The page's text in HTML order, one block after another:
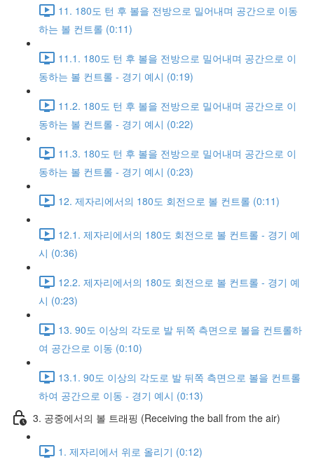
11. 180도 턴 후 볼을 전방으로 밀어내며 공간으로 이동
하는 볼 컨트롤 (0:11)
11.1. 180도 턴 후 볼을 전방으로 밀어내며 공간으로 이
동하는 볼 컨트롤 - 경기 예시 (0:19)
11.2. 180도 턴 후 볼을 전방으로 밀어내며 공간으로 이
동하는 볼 컨트롤 - 경기 예시 (0:22)
11.3. 180도 턴 후 볼을 전방으로 밀어내며 공간으로 이
동하는 볼 컨트롤 - 경기 예시 (0:23)
12. 제자리에서의 180도 회전으로 볼 컨트롤 (0:11)
12.1. 제자리에서의 180도 회전으로 볼 컨트롤 - 경기 예
시 (0:36)
12.2. 제자리에서의 180도 회전으로 볼 컨트롤 - 경기 예
시 (0:23)
13. 90도 이상의 각도로 발 뒤쪽 측면으로 볼을 컨트롤하
여 공간으로 이동 (0:10)
13.1. 90도 이상의 각도로 발 뒤쪽 측면으로 볼을 컨트롤
하여 공간으로 이동 - 경기 예시 (0:13)
3. 공중에서의 볼 트래핑 (Receiving the ball from the air)
1. 제자리에서 위로 올리기 (0:12)